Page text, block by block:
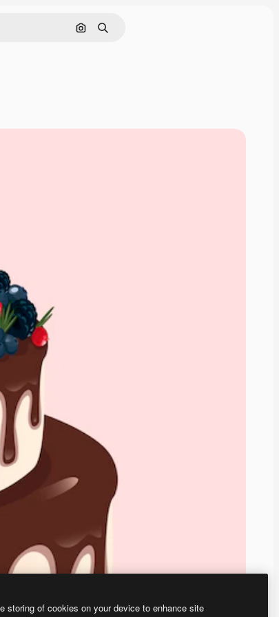
Поиск по изображению
Поиск
storing of cookies on your device to enhance site